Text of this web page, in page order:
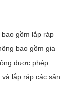
gồm lắp ráp
bao gồm gia
được phép
lắp ráp các sản